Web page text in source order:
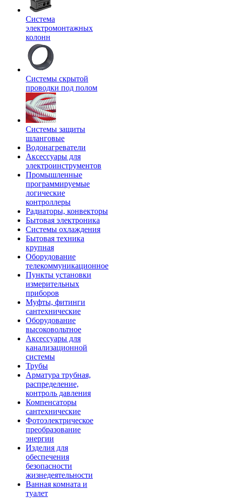
Система
электромонтажных
колонн
Системы скрытой
проводки под полом
Системы защиты
шланговые
Водонагреватели
Аксессуары для
электроинструментов
Промышленные
программируемые
логические
контроллеры
Радиаторы, конвекторы
Бытовая электроника
Системы охлаждения
Бытовая техника
крупная
Оборудование
телекоммуникационное
Пункты установки
измерительных
приборов
Муфты, фитинги
сантехнические
Оборудование
высоковольтное
Аксессуары для
канализационной
системы
Трубы
Арматура трубная,
распределение,
контроль давления
Компенсаторы
сантехнические
Фотоэлектрическое
преобразование
энергии
Изделия для
обеспечения
безопасности
жизнедеятельности
Ванная комната и
туалет